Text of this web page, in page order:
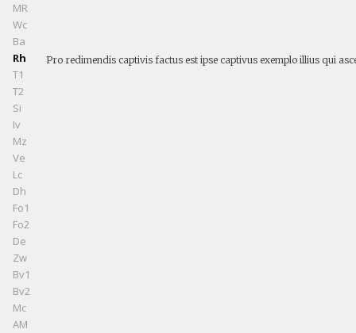
MR
Wc
Ba
Rh
Pro redimendis captivis factus est ipse captivus exemplo illius qui
T1
T2
Si
Iv
Mz
Ve
Lc
Dh
Fo1
Fo2
De
Zw
Bv1
Bv2
Mc
AM